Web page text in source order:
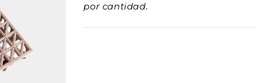
por cantidad.